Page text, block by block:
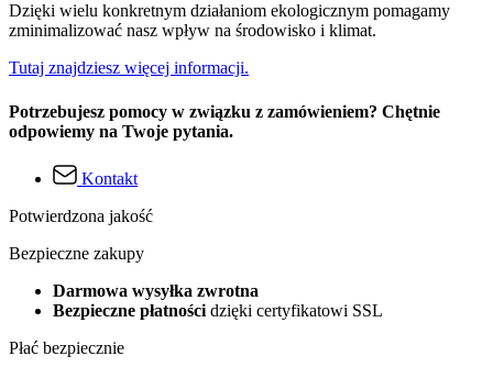
Dzięki wielu konkretnym działaniom ekologicznym pomagamy
zminimalizować nasz wpływ na środowisko i klimat.
Tutaj znajdziesz więcej informacji.
Potrzebujesz pomocy w związku z zamówieniem? Chętnie
odpowiemy na Twoje pytania.
Kontakt
Potwierdzona jakość
Bezpieczne zakupy
Darmowa wysyłka zwrotna
Bezpieczne płatności dzięki certyfikatowi SSL
Płać bezpiecznie